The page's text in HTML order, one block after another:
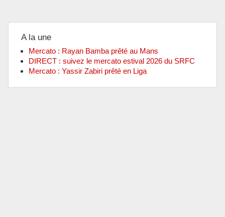
A la une
Mercato : Rayan Bamba prêté au Mans
DIRECT : suivez le mercato estival 2026 du SRFC
Mercato : Yassir Zabiri prêté en Liga